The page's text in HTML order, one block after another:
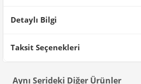
büyüklükte ve güzel
Gösterilen: 1 ile 1
Detaylı Bilgi
Ürün Detayları;
Taksit Seçenekleri
Aynı Serideki Diğer Ürünler